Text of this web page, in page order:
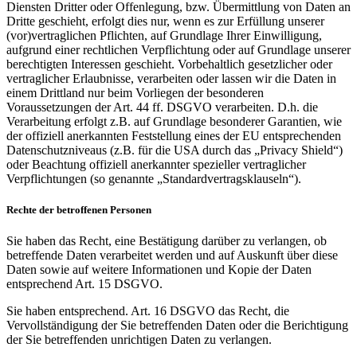
Diensten Dritter oder Offenlegung, bzw. Übermittlung von Daten an
Dritte geschieht, erfolgt dies nur, wenn es zur Erfüllung unserer
(vor)vertraglichen Pflichten, auf Grundlage Ihrer Einwilligung,
aufgrund einer rechtlichen Verpflichtung oder auf Grundlage unserer
berechtigten Interessen geschieht. Vorbehaltlich gesetzlicher oder
vertraglicher Erlaubnisse, verarbeiten oder lassen wir die Daten in
einem Drittland nur beim Vorliegen der besonderen
Voraussetzungen der Art. 44 ff. DSGVO verarbeiten. D.h. die
Verarbeitung erfolgt z.B. auf Grundlage besonderer Garantien, wie
der offiziell anerkannten Feststellung eines der EU entsprechenden
Datenschutzniveaus (z.B. für die USA durch das „Privacy Shield“)
oder Beachtung offiziell anerkannter spezieller vertraglicher
Verpflichtungen (so genannte „Standardvertragsklauseln“).
Rechte der betroffenen Personen
Sie haben das Recht, eine Bestätigung darüber zu verlangen, ob
betreffende Daten verarbeitet werden und auf Auskunft über diese
Daten sowie auf weitere Informationen und Kopie der Daten
entsprechend Art. 15 DSGVO.
Sie haben entsprechend. Art. 16 DSGVO das Recht, die
Vervollständigung der Sie betreffenden Daten oder die Berichtigung
der Sie betreffenden unrichtigen Daten zu verlangen.